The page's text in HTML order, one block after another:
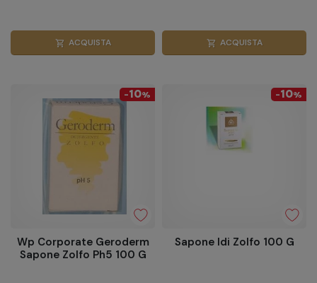
shopping_cart ACQUISTA shopping_cart ACQUISTA
-10%
Wp Corporate Geroderm
Sapone Zolfo Ph5 100 G
-10%
Sapone Idi Zolfo 100 G